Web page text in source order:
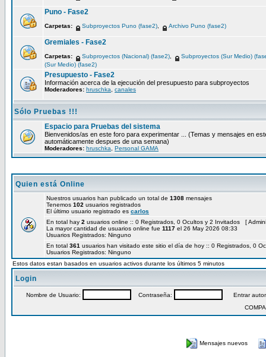
Puno - Fase2
Carpetas: Subproyectos Puno (fase2) Archivo Puno (fase2)
Gremiales - Fase2
Carpetas: Subproyectos (Nacional) (fase2)
Subproyectos (Sur Medio)
(Sur Medio) (fase2)
Presupuesto - Fase2
Información acerca de la ejecución del presupuesto para subproyectos
Moderadores: hruschka canales
Sólo Pruebas !!!
Espacio para Pruebas del sistema
Bienvenidos/as en este foro para experimentar ... (Temas y mensajes en
automáticamente despues de una semana)
Moderadores: hruschka Personal GAMA
Quien está Online
Nuestros usuarios han publicado un total de 1308 mensajes
Tenemos 102 usuarios registrados
El último usuario registrado es carlos
En total hay 2 usuarios online :: 0 Registrados, 0 Ocultos y 2 Invitados [
La mayor cantidad de usuarios online fue 1117 el 26 May 2026 08:33
Usuarios Registrados: Ninguno
En total 361 usuarios han visitado este sitio el día de hoy :: 0 Registrados, 0
Usuarios Registrados: Ninguno
Estos datos estan basados en usuarios activos durante los últimos 5 minutos
Login
Nombre de Usuario: Contraseña:
Entrar
Mensajes nuevos